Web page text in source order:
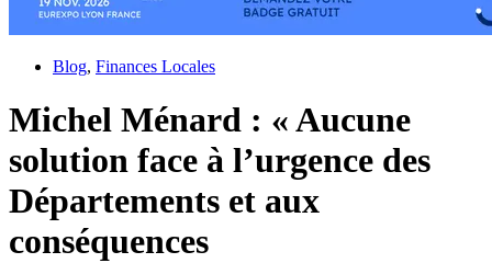
Blog, Finances Locales
Michel Ménard : « Aucune
solution face à l’urgence des
Départements et aux
conséquences